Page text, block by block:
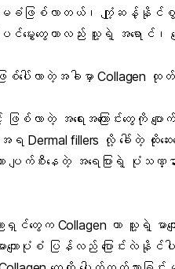
အထိမခံဖြစ်လာတယ်၊ ကျုံ့ဆန့်နိုင်စွမ်း
းတွေဟာလည်း သူ့ရဲ့ အရောင်၊ ပျော့ပ
ြစ်ပေါ်လာတဲ့အခါမှာ Collagen
င့် ဖြစ်လာတဲ့ အရေးအကြောင်းတွေကို
fillers လို့ ခေါ်တဲ့ ထိုးဆေး
ာ ပျက်စီးနေတဲ့ အရေပြားရဲ့ ပုံ
တွေက Collagen ဟာ သူ့ရဲ့ မာကျ
မ်မာကျောပုံစံ ပြန်လည် ပြော